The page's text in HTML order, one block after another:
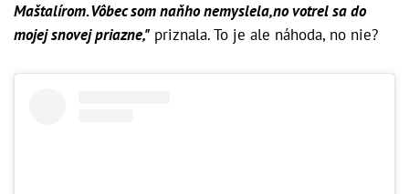
Maštalírom. Vôbec som naňho nemyslela,no votrel sa do
mojej snovej priazne," priznala. To je ale náhoda, no nie?